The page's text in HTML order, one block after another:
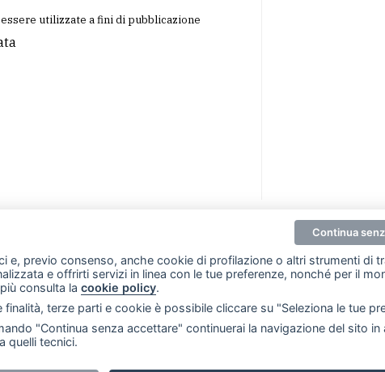
utilizzate a fini di pubblicazione
redazione@merateonline.it
VIP
la riproduzione e pubblicazione anche parziale di
e, previo consenso, anche cookie di profilazione o altri strumenti di
e offrirti servizi in linea con le tue preferenze, nonché per il
consulta la cookie policy.
terze parti e cookie è possibile cliccare su "Seleziona le tue
"Continua senza accettare" continuerai la navigazione del sito in
quelli tecnici.
Continua